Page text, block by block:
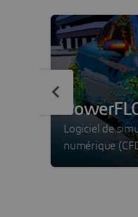
Logiciel de
numérique